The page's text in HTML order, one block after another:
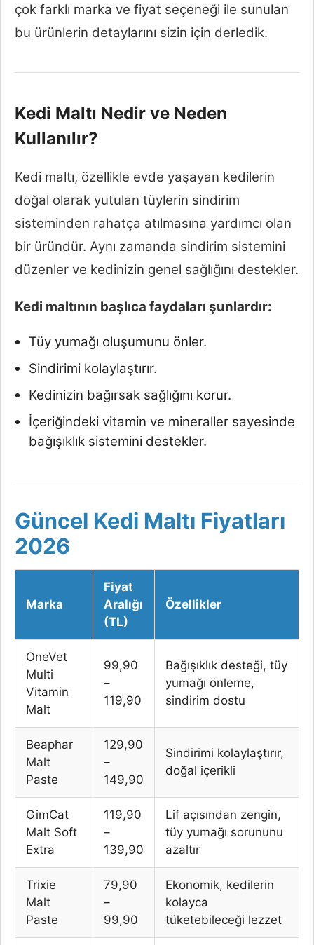
çok farklı marka ve fiyat seçeneği ile sunulan
bu ürünlerin detaylarını sizin için derledik.
Kedi Maltı Nedir ve Neden
Kullanılır?
Kedi maltı, özellikle evde yaşayan kedilerin
doğal olarak yutulan tüylerin sindirim
sisteminden rahatça atılmasına yardımcı olan
bir üründür. Aynı zamanda sindirim sistemini
düzenler ve kedinizin genel sağlığını destekler.
Kedi maltının başlıca faydaları şunlardır:
Tüy yumağı oluşumunu önler.
Sindirimi kolaylaştırır.
Kedinizin bağırsak sağlığını korur.
İçeriğindeki vitamin ve mineraller sayesinde
bağışıklık sistemini destekler.
Güncel Kedi Maltı Fiyatları
2026
Marka
Fiyat
Aralığı
(TL)
Özellikler
OneVet
Multi
Vitamin
Malt
99,90
–
119,90
Bağışıklık desteği, tüy
yumağı önleme,
sindirim dostu
Beaphar
Malt
Paste
129,90
–
149,90
Sindirimi kolaylaştırır,
doğal içerikli
GimCat
Malt Soft
Extra
119,90
–
139,90
Lif açısından zengin,
tüy yumağı sorununu
azaltır
Trixie
Malt
Paste
79,90
–
99,90
Ekonomik, kedilerin
kolayca
tüketebileceği lezzet